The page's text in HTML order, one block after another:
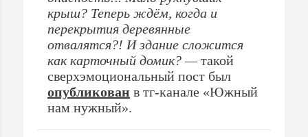
крыш? Теперь ждём, когда и
перекрытия деревянные
отвалятся?! И здание сложится
как карточный домик? — такой
сверхэмоциональный пост был
опубликован в тг-канале «Южный
нам нужный».